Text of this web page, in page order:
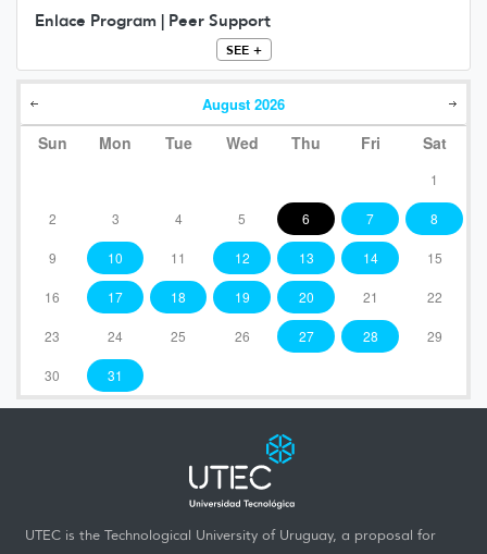
Enlace Program | Peer Support
SEE +
August 2026
Sun Mon Tue Wed Thu Fri Sat
1
2 3 4 5 6 7 8
9 10 11 12 13 14 15
16 17 18 19 20 21 22
23 24 25 26 27 28 29
30 31
UTEC is the Technological University of Uruguay, a proposal for